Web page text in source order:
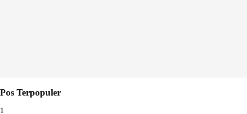
Pos Terpopuler
1